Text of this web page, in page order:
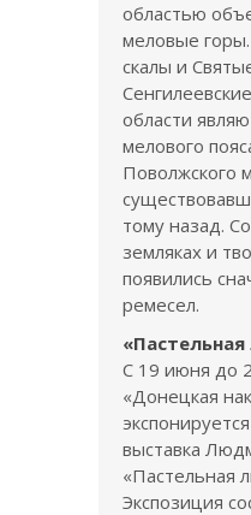
областью
меловые
скалы и
области
мелового
Поволжского
тому назад.
земляках и
появились
ремесел.
С 19 июня до
«Донецкая
выставка
«Пастельная
Экспозиция